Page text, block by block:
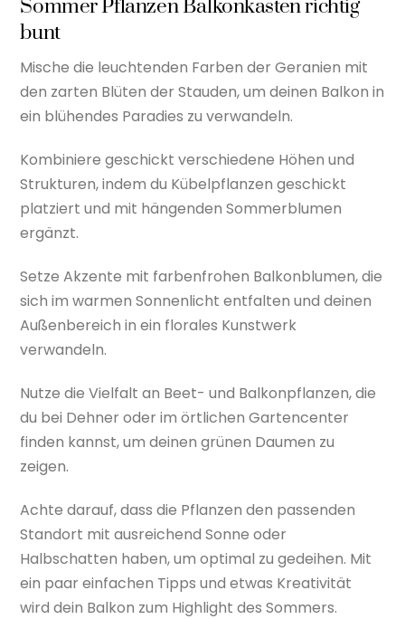
Sommer Pflanzen Balkonkasten richtig
bunt
Mische die leuchtenden Farben der Geranien mit
den zarten Blüten der Stauden, um deinen Balkon in
ein blühendes Paradies zu verwandeln.
Kombiniere geschickt verschiedene Höhen und
Strukturen, indem du Kübelpflanzen geschickt
platziert und mit hängenden Sommerblumen
ergänzt.
Setze Akzente mit farbenfrohen Balkonblumen, die
sich im warmen Sonnenlicht entfalten und deinen
Außenbereich in ein florales Kunstwerk
verwandeln.
Nutze die Vielfalt an Beet- und Balkonpflanzen, die
du bei Dehner oder im örtlichen Gartencenter
finden kannst, um deinen grünen Daumen zu
zeigen.
Achte darauf, dass die Pflanzen den passenden
Standort mit ausreichend Sonne oder
Halbschatten haben, um optimal zu gedeihen. Mit
ein paar einfachen Tipps und etwas Kreativität
wird dein Balkon zum Highlight des Sommers.